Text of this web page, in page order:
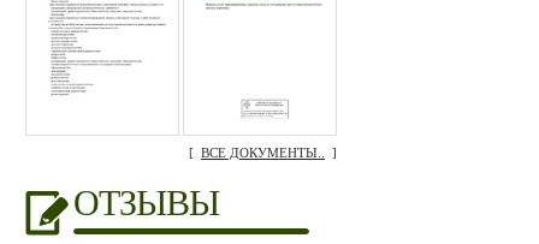
[ ВСЕ ДОКУМЕНТЫ.. ]
ОТЗЫВЫ